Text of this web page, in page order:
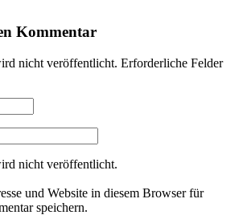
Kommentar
nicht veröffentlicht. Erforderliche Felder
nicht veröffentlicht.
und Website in diesem Browser für
speichern.